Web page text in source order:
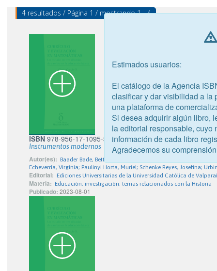
4 resultados / Página 1 / mostrando 1 - 4
ISBN 978-956-17-1095-5
Instrumentos modernos
Autor(es): Baader Bade, Bettine; Caffarena Barcenilla, Paula;
Echeverría, Virginia; Paulinyi Horta, Muriel; Schenke Reyes, Josefina;
Editorial: Ediciones Universitarias de la Universidad Católica de
Materia: Educación. investigación. temas relacionados con la Historia
Publicado: 2023-08-01
Estimados usuarios:
El catálogo de la Agencia
clasificar y dar visibilidad a la
una plataforma de
Si desea adquirir algún libro,
la editorial responsable, cuyo
información de cada libro
Agradecemos su